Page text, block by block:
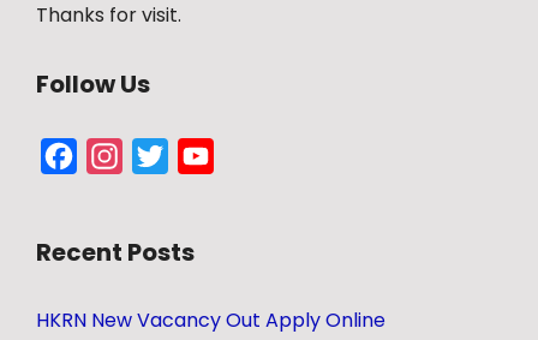
Thanks for visit.
Follow Us
FacebookInstagram
Twitter
Recent Posts
HKRN New Vacancy Out Apply Online